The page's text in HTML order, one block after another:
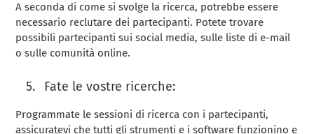
A seconda di come si svolge la ricerca, potrebbe essere
necessario reclutare dei partecipanti. Potete trovare
possibili partecipanti sui social media, sulle liste di e-mail
o sulle comunità online.
Fate le vostre ricerche:
Programmate le sessioni di ricerca con i partecipanti,
assicuratevi che tutti gli strumenti e i software funzionino e